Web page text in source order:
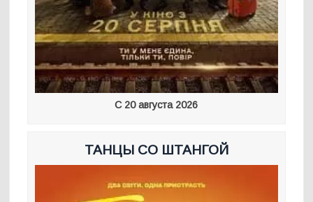
С 20 августа 2026
ТАНЦЫ СО ШТАНГОЙ